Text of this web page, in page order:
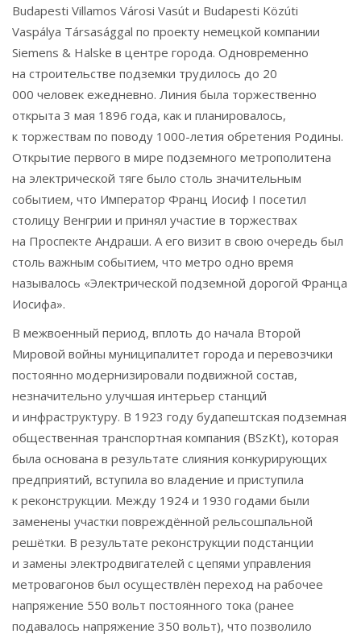
Budapesti Villamos Városi Vasút и Budapesti Közúti
Vaspálya Társasággal по проекту немецкой компании
Siemens & Halske в центре города. Одновременно
на строительстве подземки трудилось до 20
000 человек ежедневно. Линия была торжественно
открыта 3 мая 1896 года, как и планировалось,
к торжествам по поводу 1000-летия обретения Родины.
Открытие первого в мире подземного метрополитена
на электрической тяге было столь значительным
событием, что Император Франц Иосиф I посетил
столицу Венгрии и принял участие в торжествах
на Проспекте Андраши. А его визит в свою очередь был
столь важным событием, что метро одно время
называлось «Электрической подземной дорогой Франца
Иосифа».
В межвоенный период, вплоть до начала Второй
Мировой войны муниципалитет города и перевозчики
постоянно модернизировали подвижной состав,
незначительно улучшая интерьер станций
и инфраструктуру. В 1923 году будапештская подземная
общественная транспортная компания (BSzKt), которая
была основана в результате слияния конкурирующих
предприятий, вступила во владение и приступила
к реконструкции. Между 1924 и 1930 годами были
заменены участки повреждённой рельсошпальной
решётки. В результате реконструкции подстанции
и замены электродвигателей с цепями управления
метровагонов был осуществлён переход на рабочее
напряжение 550 вольт постоянного тока (ранее
подавалось напряжение 350 вольт), что позволило